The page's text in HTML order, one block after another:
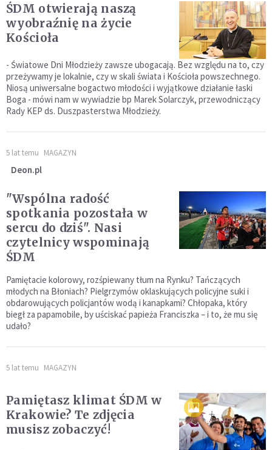
ŚDM otwierają naszą
wyobraźnię na życie
Kościoła
- Światowe Dni Młodzieży zawsze ubogacają. Bez względu na to, czy
przeżywamy je lokalnie, czy w skali świata i Kościoła powszechnego.
Niosą uniwersalne bogactwo młodości i wyjątkowe działanie łaski
Boga - mówi nam w wywiadzie bp Marek Solarczyk, przewodniczący
Rady KEP ds. Duszpasterstwa Młodzieży.
5 lat temu MAGAZYN
Deon.pl
"Wspólna radość
spotkania pozostała w
sercu do dziś". Nasi
czytelnicy wspominają
ŚDM
Pamiętacie kolorowy, rozśpiewany tłum na Rynku? Tańczących
młodych na Błoniach? Pielgrzymów oklaskujących policyjne suki i
obdarowujących policjantów wodą i kanapkami? Chłopaka, który
biegł za papamobile, by uściskać papieża Franciszka – i to, że mu się
udało?
5 lat temu MAGAZYN
Pamiętasz klimat ŚDM w
Krakowie? Te zdjęcia
musisz zobaczyć!